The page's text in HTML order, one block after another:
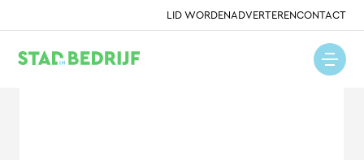
LID WORDENADVERTERENCONTACT